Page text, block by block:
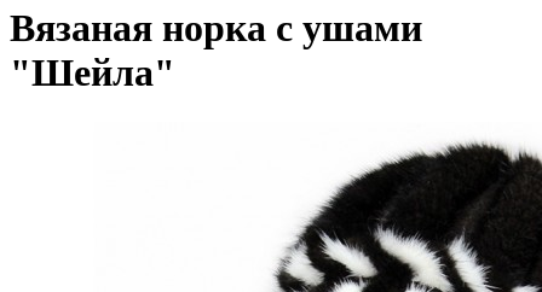
Вязаная норка с ушами
"Шейла"